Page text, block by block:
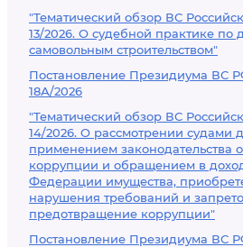
"Тематический обзор ВС
13/2026. О судебной практике по
самовольным строительством"
Постановление Президиума ВС
18А/2026
"Тематический обзор ВС
14/2026. О рассмотрении судами
применением законодательства
коррупции и обращением в
Федерации имущества,
нарушения требований и
предотвращение коррупции"
Постановление Президиума ВС